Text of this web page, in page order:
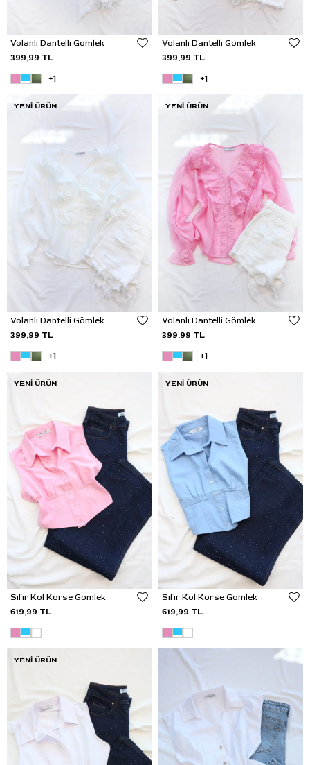
Volanlı Dantelli Gömlek
399,99 TL
+1
Volanlı Dantelli Gömlek
399,99 TL
+1
Volanlı Dantelli Gömlek
399,99 TL
+1
YENI ÜRÜN
Volanlı Dantelli Gömlek
399,99 TL
+1
YENI ÜRÜN
Sıfır Kol Korse Gömlek
619,99 TL
YENI ÜRÜN
Sıfır Kol Korse Gömlek
619,99 TL
YENI ÜRÜN
YENI ÜRÜN